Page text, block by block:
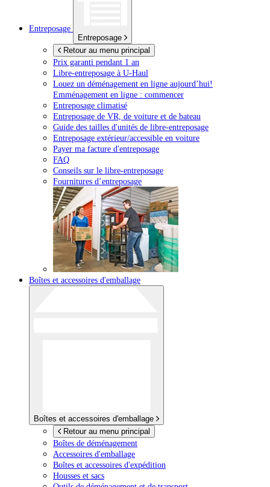
Entreposage
Entreposage
Retour au menu principal
Prix garanti pendant 1 an
Libre-entreposage à U-Haul
Louez un déménagement en ligne aujourd’hui!
Emménagement en ligne : commencer
Entreposage climatisé
Entreposage de VR, de voiture et de bateau
Guide des tailles d'unités de libre-entreposage
Entreposage extérieur/accessible en voiture
Payer ma facture d'entreposage
FAQ
Conseils sur le libre-entreposage
Fournitures d’entreposage
Boîtes et accessoires d'emballage
Boîtes et accessoires d'emballage
Retour au menu principal
Boîtes de déménagement
Accessoires d'emballage
Boîtes et accessoires d'expédition
Housses et sacs